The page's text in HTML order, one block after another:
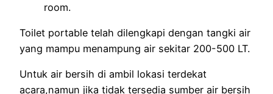
room.
Toilet portable telah dilengkapi dengan tangki air
yang mampu menampung air sekitar 200-500 LT.
Untuk air bersih di ambil lokasi terdekat
acara,namun jika tidak tersedia sumber air bersih